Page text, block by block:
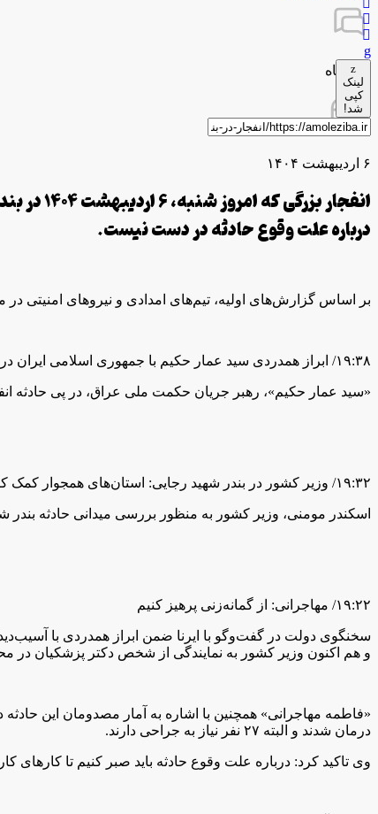
لینک
کپی
شد!
۶ اردیبهشت ۱۴۰۴
درباره علت وقوع حادثه در دست نیست.
بر اساس گزارش‌های اولیه، تیم‌های امدادی و نیروهای امنیتی
۱۹:۳۸/ ابراز همدردی سید عمار حکیم با جمهوری اسلامی ایران در پی انفجار در بندر شهید رجایی
«سید عمار حکیم»، رهبر جریان حکمت ملی عراق، در پی حادثه
۱۹:۳۲/ وزیر کشور در بندر شهید رجایی: استان‌های همجوار کمک کنند
اسکندر مومنی، وزیر کشور به منظور بررسی میدانی حادثه
۱۹:۲۲/ مهاجرانی: از گمانه‌زنی پرهیز کنیم
سخنگوی دولت در گفت‌وگو با ایرنا ضمن ابراز همدردی با
و هم اکنون وزیر کشور به نمایندگی از شخص دکتر پزشکیان در
«فاطمه مهاجرانی» همچنین با اشاره به آمار مصدومان این
درمان شدند و البته ۲۷ نفر نیاز به جراحی دارند.
وی تاکید کرد: درباره علت وقوع حادثه باید صبر کنیم تا کارهای